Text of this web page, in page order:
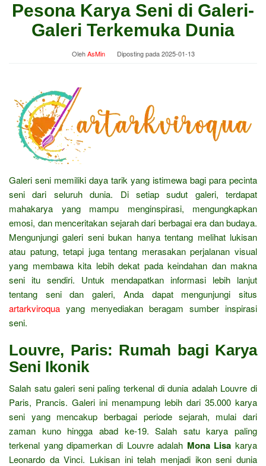
Pesona Karya Seni di Galeri-
Galeri Terkemuka Dunia
OlehAsMin Diposting pada2025-01-13
Galeri seni memiliki daya tarik yang istimewa bagi para pecinta
seni dari seluruh dunia. Di setiap sudut galeri, terdapat
mahakarya yang mampu menginspirasi, mengungkapkan
emosi, dan menceritakan sejarah dari berbagai era dan budaya.
Mengunjungi galeri seni bukan hanya tentang melihat lukisan
atau patung, tetapi juga tentang merasakan perjalanan visual
yang membawa kita lebih dekat pada keindahan dan makna
seni itu sendiri. Untuk mendapatkan informasi lebih lanjut
tentang seni dan galeri, Anda dapat mengunjungi situs
artarkviroqua yang menyediakan beragam sumber inspirasi
seni.
Louvre, Paris: Rumah bagi Karya
Seni Ikonik
Salah satu galeri seni paling terkenal di dunia adalah Louvre di
Paris, Prancis. Galeri ini menampung lebih dari 35.000 karya
seni yang mencakup berbagai periode sejarah, mulai dari
zaman kuno hingga abad ke-19. Salah satu karya paling
terkenal yang dipamerkan di Louvre adalah Mona Lisa karya
Leonardo da Vinci. Lukisan ini telah menjadi ikon seni dunia